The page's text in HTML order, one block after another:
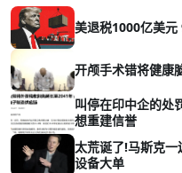
美退税1000亿美
开颅手术错将健康
叫停在印中企的处
想重建信誉
太荒诞了!马斯克一
设备大单